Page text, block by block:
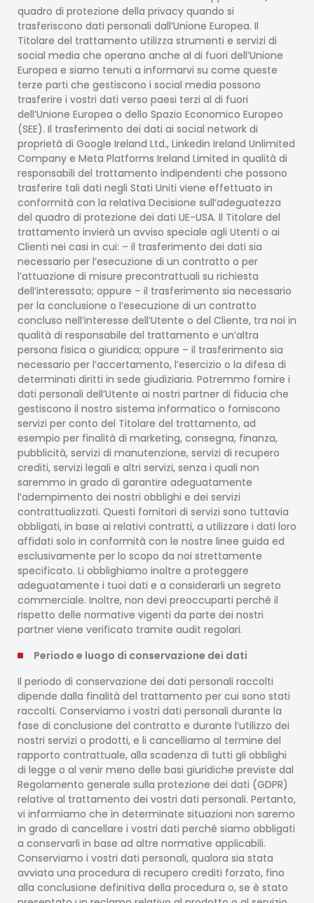
quadro di protezione della privacy quando si
trasferiscono dati personali dall’Unione Europea. Il
Titolare del trattamento utilizza strumenti e servizi di
social media che operano anche al di fuori dell’Unione
Europea e siamo tenuti a informarvi su come queste
terze parti che gestiscono i social media possono
trasferire i vostri dati verso paesi terzi al di fuori
dell’Unione Europea o dello Spazio Economico Europeo
(SEE). Il trasferimento dei dati ai social network di
proprietà di Google Ireland Ltd., Linkedin Ireland Unlimited
Company e Meta Platforms Ireland Limited in qualità di
responsabili del trattamento indipendenti che possono
trasferire tali dati negli Stati Uniti viene effettuato in
conformità con la relativa Decisione sull’adeguatezza
del quadro di protezione dei dati UE-USA. Il Titolare del
trattamento invierà un avviso speciale agli Utenti o ai
Clienti nei casi in cui: – il trasferimento dei dati sia
necessario per l’esecuzione di un contratto o per
l’attuazione di misure precontrattuali su richiesta
dell’interessato; oppure – il trasferimento sia necessario
per la conclusione o l’esecuzione di un contratto
concluso nell’interesse dell’Utente o del Cliente, tra noi in
qualità di responsabile del trattamento e un’altra
persona fisica o giuridica; oppure – il trasferimento sia
necessario per l’accertamento, l’esercizio o la difesa di
determinati diritti in sede giudiziaria. Potremmo fornire i
dati personali dell’Utente ai nostri partner di fiducia che
gestiscono il nostro sistema informatico o forniscono
servizi per conto del Titolare del trattamento, ad
esempio per finalità di marketing, consegna, finanza,
pubblicità, servizi di manutenzione, servizi di recupero
crediti, servizi legali e altri servizi, senza i quali non
saremmo in grado di garantire adeguatamente
l’adempimento dei nostri obblighi e dei servizi
contrattualizzati. Questi fornitori di servizi sono tuttavia
obbligati, in base ai relativi contratti, a utilizzare i dati loro
affidati solo in conformità con le nostre linee guida ed
esclusivamente per lo scopo da noi strettamente
specificato. Li obblighiamo inoltre a proteggere
adeguatamente i tuoi dati e a considerarli un segreto
commerciale. Inoltre, non devi preoccuparti perché il
rispetto delle normative vigenti da parte dei nostri
partner viene verificato tramite audit regolari.
Periodo e luogo di conservazione dei dati
Il periodo di conservazione dei dati personali raccolti
dipende dalla finalità del trattamento per cui sono stati
raccolti. Conserviamo i vostri dati personali durante la
fase di conclusione del contratto e durante l’utilizzo dei
nostri servizi o prodotti, e li cancelliamo al termine del
rapporto contrattuale, alla scadenza di tutti gli obblighi
di legge o al venir meno delle basi giuridiche previste dal
Regolamento generale sulla protezione dei dati (GDPR)
relative al trattamento dei vostri dati personali. Pertanto,
vi informiamo che in determinate situazioni non saremo
in grado di cancellare i vostri dati perché siamo obbligati
a conservarli in base ad altre normative applicabili.
Conserviamo i vostri dati personali, qualora sia stata
avviata una procedura di recupero crediti forzato, fino
alla conclusione definitiva della procedura o, se è stato